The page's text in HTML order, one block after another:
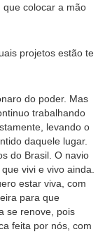
que colocar a mão
projetos estão te
do poder. Mas
trabalhando
levando o
daquele lugar.
do Brasil. O navio
vivi e vivo ainda.
estar viva, com
para que
se renove, pois
feita por nós, com